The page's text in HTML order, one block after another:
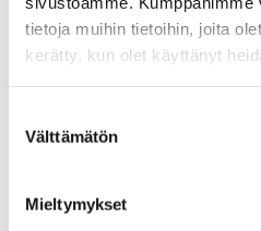
tietoja muihin tietoihin, joita
kerätty, kun olet käyttänyt
valinta
Välttämätön
Mieltymykset
Kerrostalo 1976
Varasto
195 000 €